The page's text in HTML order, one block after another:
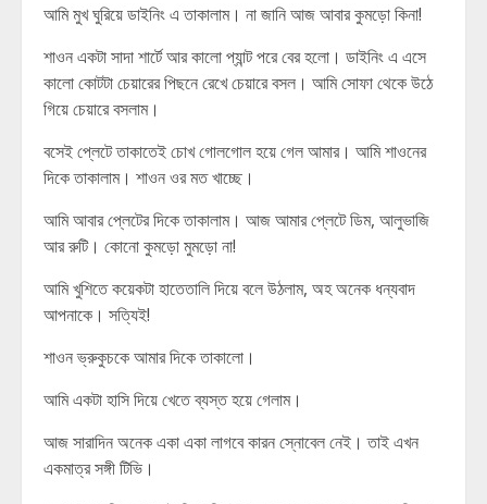
আমি মুখ ঘুরিয়ে ডাইনিং এ তাকালাম। না জানি আজ আবার কুমড়ো কিনা!
শাওন একটা সাদা শার্টে আর কালো প্যান্ট পরে বের হলো। ডাইনিং এ এসে
কালো কোটটা চেয়ারের পিছনে রেখে চেয়ারে বসল। আমি সোফা থেকে উঠে
গিয়ে চেয়ারে বসলাম।
বসেই প্লেটে তাকাতেই চোখ গোলগোল হয়ে গেল আমার। আমি শাওনের
দিকে তাকালাম। শাওন ওর মত খাচ্ছে।
আমি আবার প্লেটের দিকে তাকালাম। আজ আমার প্লেটে ডিম, আলুভাজি
আর রুটি। কোনো কুমড়ো মুমড়ো না!
আমি খুশিতে কয়েকটা হাতেতালি দিয়ে বলে উঠলাম, অহ অনেক ধন্যবাদ
আপনাকে। সত্যিই!
শাওন ভ্রুকুচকে আমার দিকে তাকালো।
আমি একটা হাসি দিয়ে খেতে ব্যস্ত হয়ে গেলাম।
আজ সারাদিন অনেক একা একা লাগবে কারন স্নোবেল নেই। তাই এখন
একমাত্র সঙ্গী টিভি।